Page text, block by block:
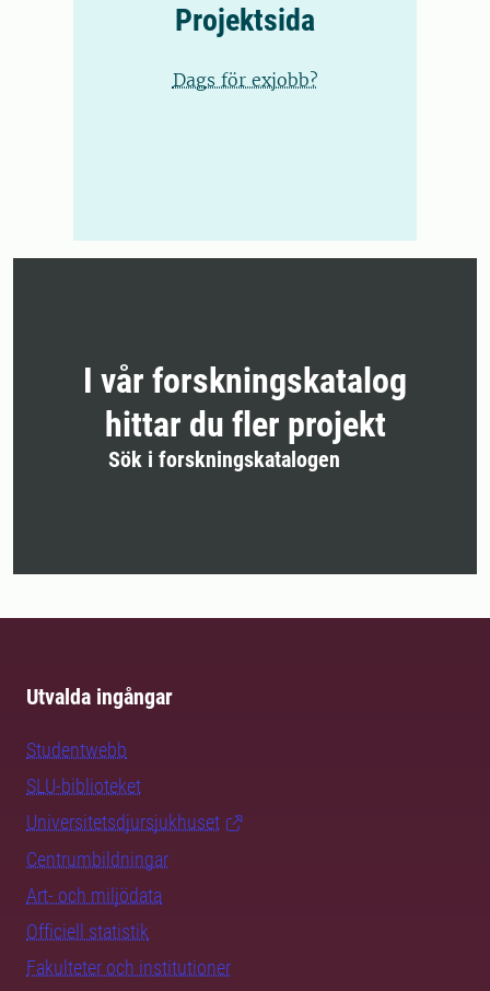
Projektsida
Dags för exjobb?
I vår forskningskatalog
hittar du fler projekt
Sök i forskningskatalogen
Utvalda ingångar
Studentwebb
SLU-biblioteket
Universitetsdjursjukhuset
Centrumbildningar
Art- och miljödata
Officiell statistik
Fakulteter och institutioner